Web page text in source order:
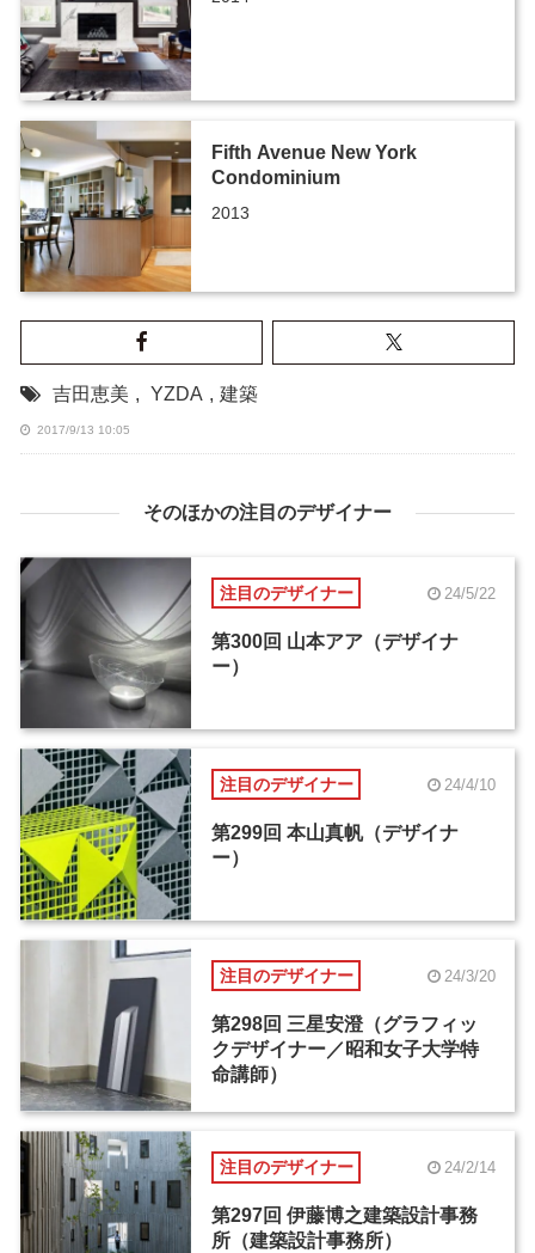
Fifth Avenue New York
Condominium
2013
吉田恵美 , YZDA , 建築
2017/9/13 10:05
そのほかの注目のデザイナー
注目のデザイナー 24/5/22
第300回 山本アア（デザイナ
ー）
注目のデザイナー 24/4/10
第299回 本山真帆（デザイナ
ー）
注目のデザイナー 24/3/20
第298回 三星安澄（グラフィッ
クデザイナー／昭和女子大学特
命講師）
注目のデザイナー 24/2/14
第297回 伊藤博之建築設計事務
所（建築設計事務所）